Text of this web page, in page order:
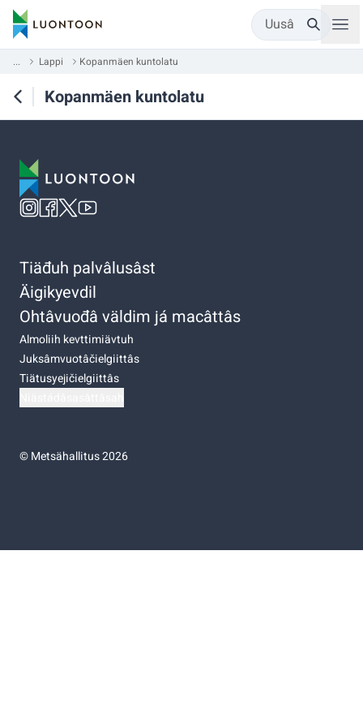
Uusâ
... Lappi Kopanmäen kuntolatu
Kopanmäen kuntolatu
Tiäđuh palvâlusâst
Äigikyevdil
Ohtâvuođâ väldim já macâttâs
Almoliih kevttimiävtuh
Juksâmvuotâčielgiittâs
Tiätusyejičielgiittâs
©Metsähallitus 2026